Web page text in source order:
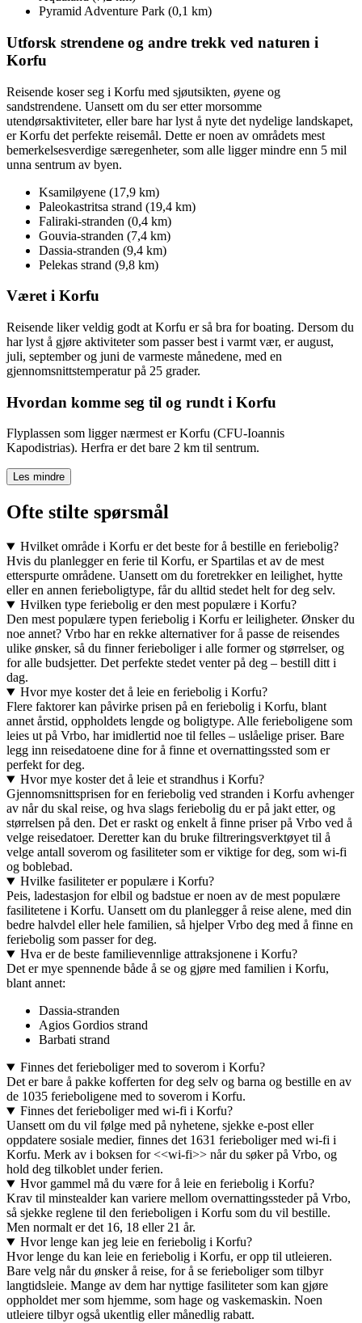
Pyramid Adventure Park (0,1 km)
Utforsk strendene og andre trekk ved naturen i
Korfu
Reisende koser seg i Korfu med sjøutsikten, øyene og
sandstrendene. Uansett om du ser etter morsomme
utendørsaktiviteter, eller bare har lyst å nyte det nydelige landskapet,
er Korfu det perfekte reisemål. Dette er noen av områdets mest
bemerkelsesverdige særegenheter, som alle ligger mindre enn 5 mil
unna sentrum av byen.
Ksamiløyene (17,9 km)
Paleokastritsa strand (19,4 km)
Faliraki-stranden (0,4 km)
Gouvia-stranden (7,4 km)
Dassia-stranden (9,4 km)
Pelekas strand (9,8 km)
Været i Korfu
Reisende liker veldig godt at Korfu er så bra for boating. Dersom du
har lyst å gjøre aktiviteter som passer best i varmt vær, er august,
juli, september og juni de varmeste månedene, med en
gjennomsnittstemperatur på 25 grader.
Hvordan komme seg til og rundt i Korfu
Flyplassen som ligger nærmest er Korfu (CFU-Ioannis
Kapodistrias). Herfra er det bare 2 km til sentrum.
Les mindre
Ofte stilte spørsmål
Hvilket område i Korfu er det beste for å bestille en feriebolig?
Hvis du planlegger en ferie til Korfu, er Spartilas et av de mest
etterspurte områdene. Uansett om du foretrekker en leilighet, hytte
eller en annen ferieboligtype, får du alltid stedet helt for deg selv.
Hvilken type feriebolig er den mest populære i Korfu?
Den mest populære typen feriebolig i Korfu er leiligheter. Ønsker du
noe annet? Vrbo har en rekke alternativer for å passe de reisendes
ulike ønsker, så du finner ferieboliger i alle former og størrelser, og
for alle budsjetter. Det perfekte stedet venter på deg – bestill ditt i
dag.
Hvor mye koster det å leie en feriebolig i Korfu?
Flere faktorer kan påvirke prisen på en feriebolig i Korfu, blant
annet årstid, oppholdets lengde og boligtype. Alle ferieboligene som
leies ut på Vrbo, har imidlertid noe til felles – uslåelige priser. Bare
legg inn reisedatoene dine for å finne et overnattingssted som er
perfekt for deg.
Hvor mye koster det å leie et strandhus i Korfu?
Gjennomsnittsprisen for en feriebolig ved stranden i Korfu avhenger
av når du skal reise, og hva slags feriebolig du er på jakt etter, og
størrelsen på den. Det er raskt og enkelt å finne priser på Vrbo ved å
velge reisedatoer. Deretter kan du bruke filtreringsverktøyet til å
velge antall soverom og fasiliteter som er viktige for deg, som wi-fi
og boblebad.
Hvilke fasiliteter er populære i Korfu?
Peis, ladestasjon for elbil og badstue er noen av de mest populære
fasilitetene i Korfu. Uansett om du planlegger å reise alene, med din
bedre halvdel eller hele familien, så hjelper Vrbo deg med å finne en
feriebolig som passer for deg.
Hva er de beste familievennlige attraksjonene i Korfu?
Det er mye spennende både å se og gjøre med familien i Korfu,
blant annet:
Dassia-stranden
Agios Gordios strand
Barbati strand
Finnes det ferieboliger med to soverom i Korfu?
Det er bare å pakke kofferten for deg selv og barna og bestille en av
de 1035 ferieboligene med to soverom i Korfu.
Finnes det ferieboliger med wi-fi i Korfu?
Uansett om du vil følge med på nyhetene, sjekke e-post eller
oppdatere sosiale medier, finnes det 1631 ferieboliger med wi-fi i
Korfu. Merk av i boksen for <<wi-fi>> når du søker på Vrbo, og
hold deg tilkoblet under ferien.
Hvor gammel må du være for å leie en feriebolig i Korfu?
Krav til minstealder kan variere mellom overnattingssteder på Vrbo,
så sjekke reglene til den ferieboligen i Korfu som du vil bestille.
Men normalt er det 16, 18 eller 21 år.
Hvor lenge kan jeg leie en feriebolig i Korfu?
Hvor lenge du kan leie en feriebolig i Korfu, er opp til utleieren.
Bare velg når du ønsker å reise, for å se ferieboliger som tilbyr
langtidsleie. Mange av dem har nyttige fasiliteter som kan gjøre
oppholdet mer som hjemme, som hage og vaskemaskin. Noen
utleiere tilbyr også ukentlig eller månedlig rabatt.